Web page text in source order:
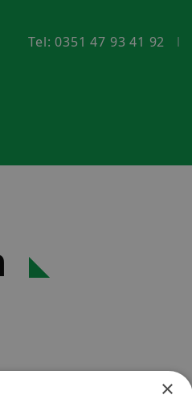
Tel: 0351 47 93 41 92
Bereichen:
×